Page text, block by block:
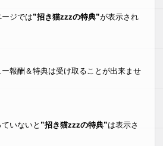
ジでは”招き猫zzzの特典”が表示され
報酬＆特典は受け取ることが出来ませ
いないと ”招き猫zzzの特典”は表示さ